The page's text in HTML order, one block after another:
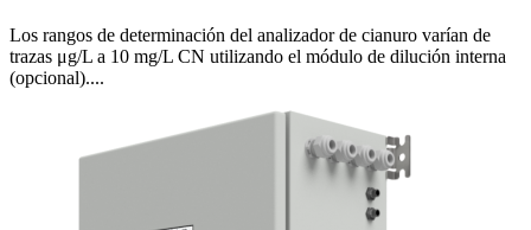
Los rangos de determinación del analizador de cianuro varían de
trazas μg/L a 10 mg/L CN utilizando el módulo de dilución interna
(opcional)....